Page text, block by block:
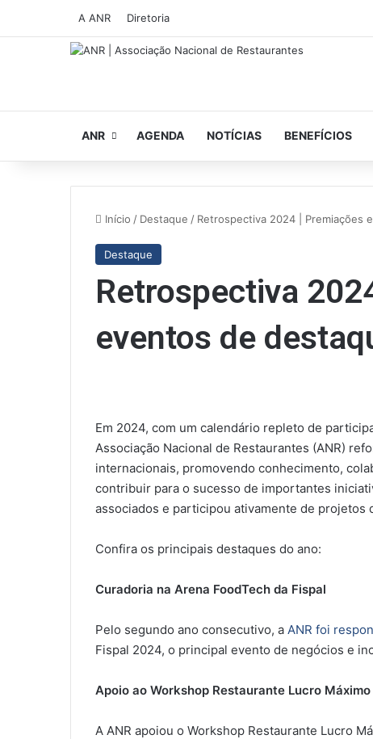
A ANR Diretoria
ANR AGENDA NOTÍCIAS BENEFÍCIOS
Início / Destaque / Retrospectiva 2024 | Premiações
Destaque
Retrospectiva
eventos de
Em 2024, com um calendário repleto de
Associação Nacional de Restaurantes (ANR)
internacionais, promovendo conhecimento,
contribuir para o sucesso de importantes
associados e participou ativamente de projetos
Confira os principais destaques do ano:
Curadoria na Arena FoodTech da Fispal
Pelo segundo ano consecutivo, a ANR foi
Fispal 2024, o principal evento de negócios e
Apoio ao Workshop Restaurante Lucro Máximo
A ANR apoiou o Workshop Restaurante Lucro